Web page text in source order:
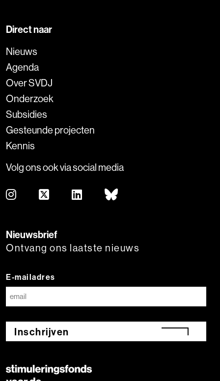
Direct naar
Nieuws
Agenda
Over SVDJ
Onderzoek
Subsidies
Gesteunde projecten
Kennis
Volg ons ook via social media
Nieuwsbrief
Ontvang ons laatste nieuws
E-mailadres
Inschrijven